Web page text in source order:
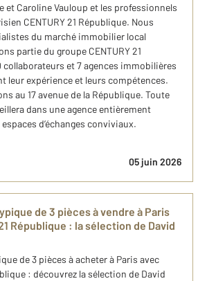
et Caroline Vauloup et les professionnels
CENTURY 21 République. Nous
du marché immobilier local
partie du groupe CENTURY 21
collaborateurs et 7 agences immobilières
leur expérience et leurs compétences.
au 17 avenue de la République. Toute
dans une agence entièrement
d’échanges conviviaux.
05 juin 2026
de 3 pièces à​ vendre à Paris​
République : ​la sélection de David
de 3 pièces à​ acheter à Paris​ avec
: découvrez la sélection de David